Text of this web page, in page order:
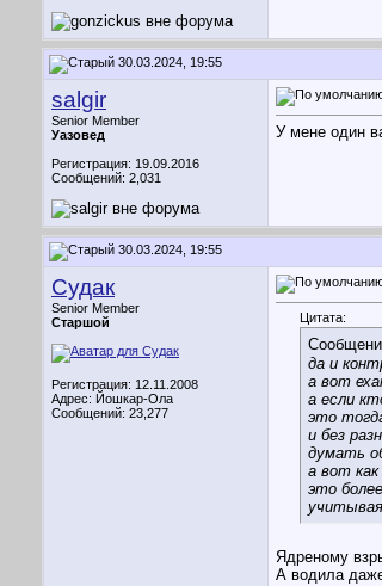
30.03.2024, 19:55
salgir
Senior Member
Уазовед
Регистрация: 19.09.2016
Сообщений: 2,031
У мене один
30.03.2024, 19:55
Судак
Senior Member
Старшой
Регистрация: 12.11.2008
Адрес: Йошкар-Ола
Сообщений: 23,277
Цитата:
да и
а вот
а если
это
и без
думать
а вот
это
Ядреному
А водила